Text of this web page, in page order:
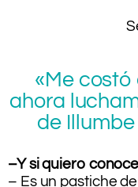
«Me costó
ahora
de
–Y si quiero
– Es un pastiche